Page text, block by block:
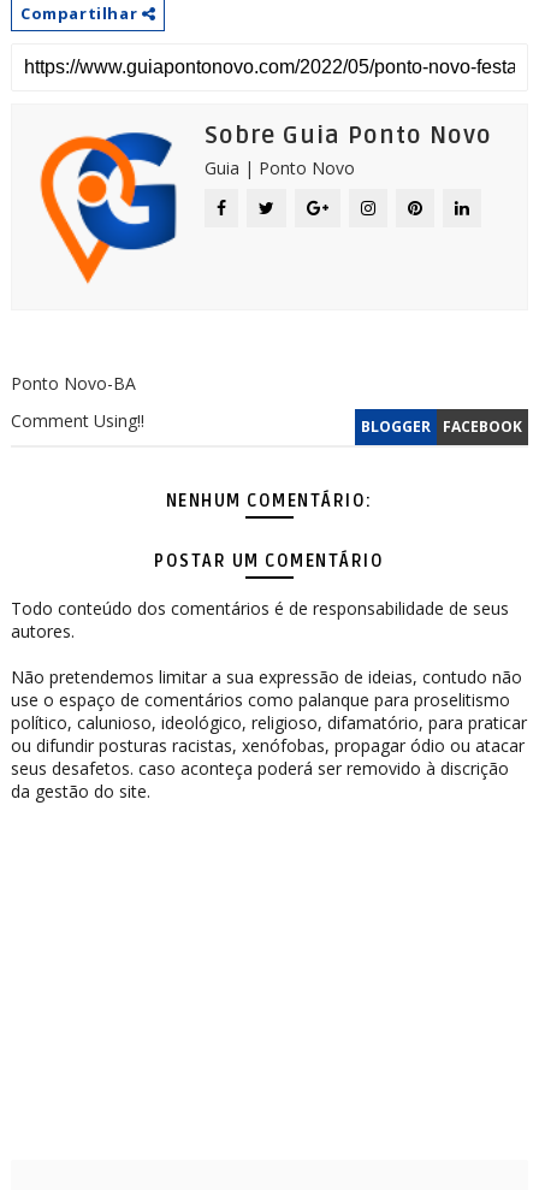
Compartilhar
Sobre Guia Ponto Novo
Guia | Ponto Novo
Ponto Novo-BA
BLOGGER FACEBOOK
Comment Using!!
NENHUM COMENTÁRIO:
POSTAR UM COMENTÁRIO
Todo conteúdo dos comentários é de responsabilidade de seus
autores.
Não pretendemos limitar a sua expressão de ideias, contudo não
use o espaço de comentários como palanque para proselitismo
político, calunioso, ideológico, religioso, difamatório, para praticar
ou difundir posturas racistas, xenófobas, propagar ódio ou atacar
seus desafetos. caso aconteça poderá ser removido à discrição
da gestão do site.